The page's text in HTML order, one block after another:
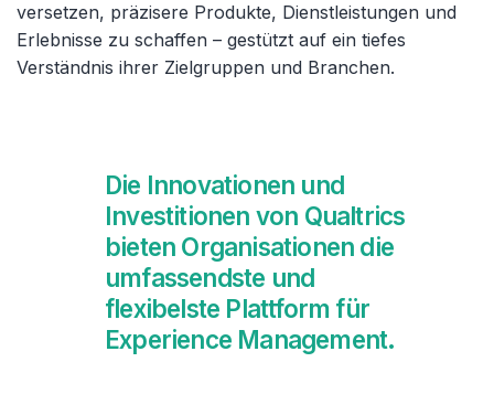
versetzen, präzisere Produkte, Dienstleistungen und
Erlebnisse zu schaffen – gestützt auf ein tiefes
Verständnis ihrer Zielgruppen und Branchen.
Die Innovationen und
Investitionen von Qualtrics
bieten Organisationen die
umfassendste und
flexibelste Plattform für
Experience Management.